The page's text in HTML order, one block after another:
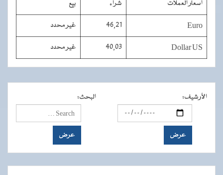
أسعار العملات شراء بيع
Euro
46,21 غير محدد
Dollar US
40,03 غير محدد
الأرشيف: البحث: